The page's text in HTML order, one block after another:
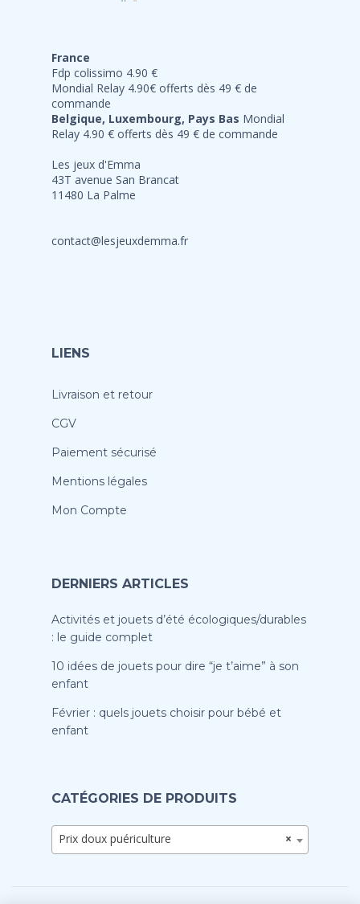
France
Fdp colissimo 4.90 €
Mondial Relay 4.90€ offerts dès 49 € de
commande
Belgique, Luxembourg, Pays Bas Mondial
Relay 4.90 € offerts dès 49 € de commande
Les jeux d'Emma
43T avenue San Brancat
11480 La Palme
contact@lesjeuxdemma.fr
LIENS
Livraison et retour
CGV
Paiement sécurisé
Mentions légales
Mon Compte
DERNIERS ARTICLES
Activités et jouets d’été écologiques/durables
: le guide complet
10 idées de jouets pour dire “je t’aime” à son
enfant
Février : quels jouets choisir pour bébé et
enfant
CATÉGORIES DE PRODUITS
×
Prix doux puériculture